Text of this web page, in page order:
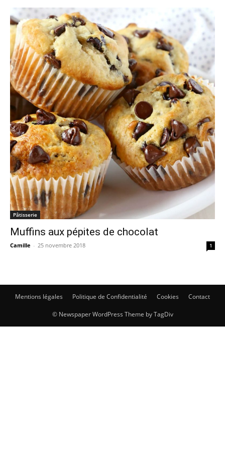
Pâtisserie
Muffins aux pépites de chocolat
Camille - 25 novembre 2018 1
Mentions légales Politique de Confidentialité Cookies Contact
© Newspaper WordPress Theme by TagDiv